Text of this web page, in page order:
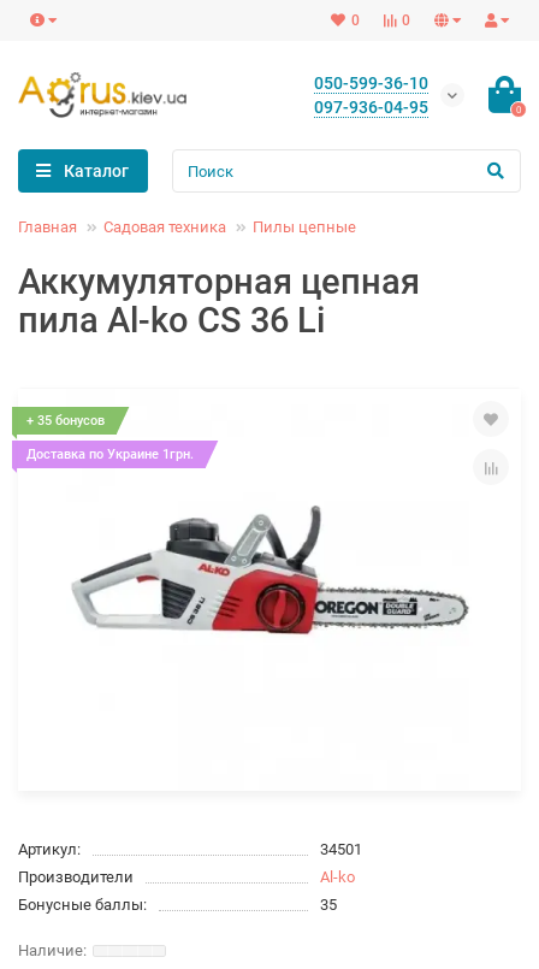
0
0
050-599-36-10
097-936-04-95
0
Каталог
Главная Садовая техника Пилы цепные
Аккумуляторная цепная
пила Al-ko CS 36 Li
+ 35 бонусов
Доставка по Украине 1грн.
Артикул:
34501
Производители
Al-ko
Бонусные баллы:
35